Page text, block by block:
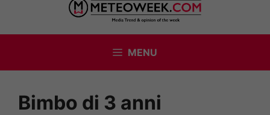
contenuto
MENU
Bimbo di 3 anni